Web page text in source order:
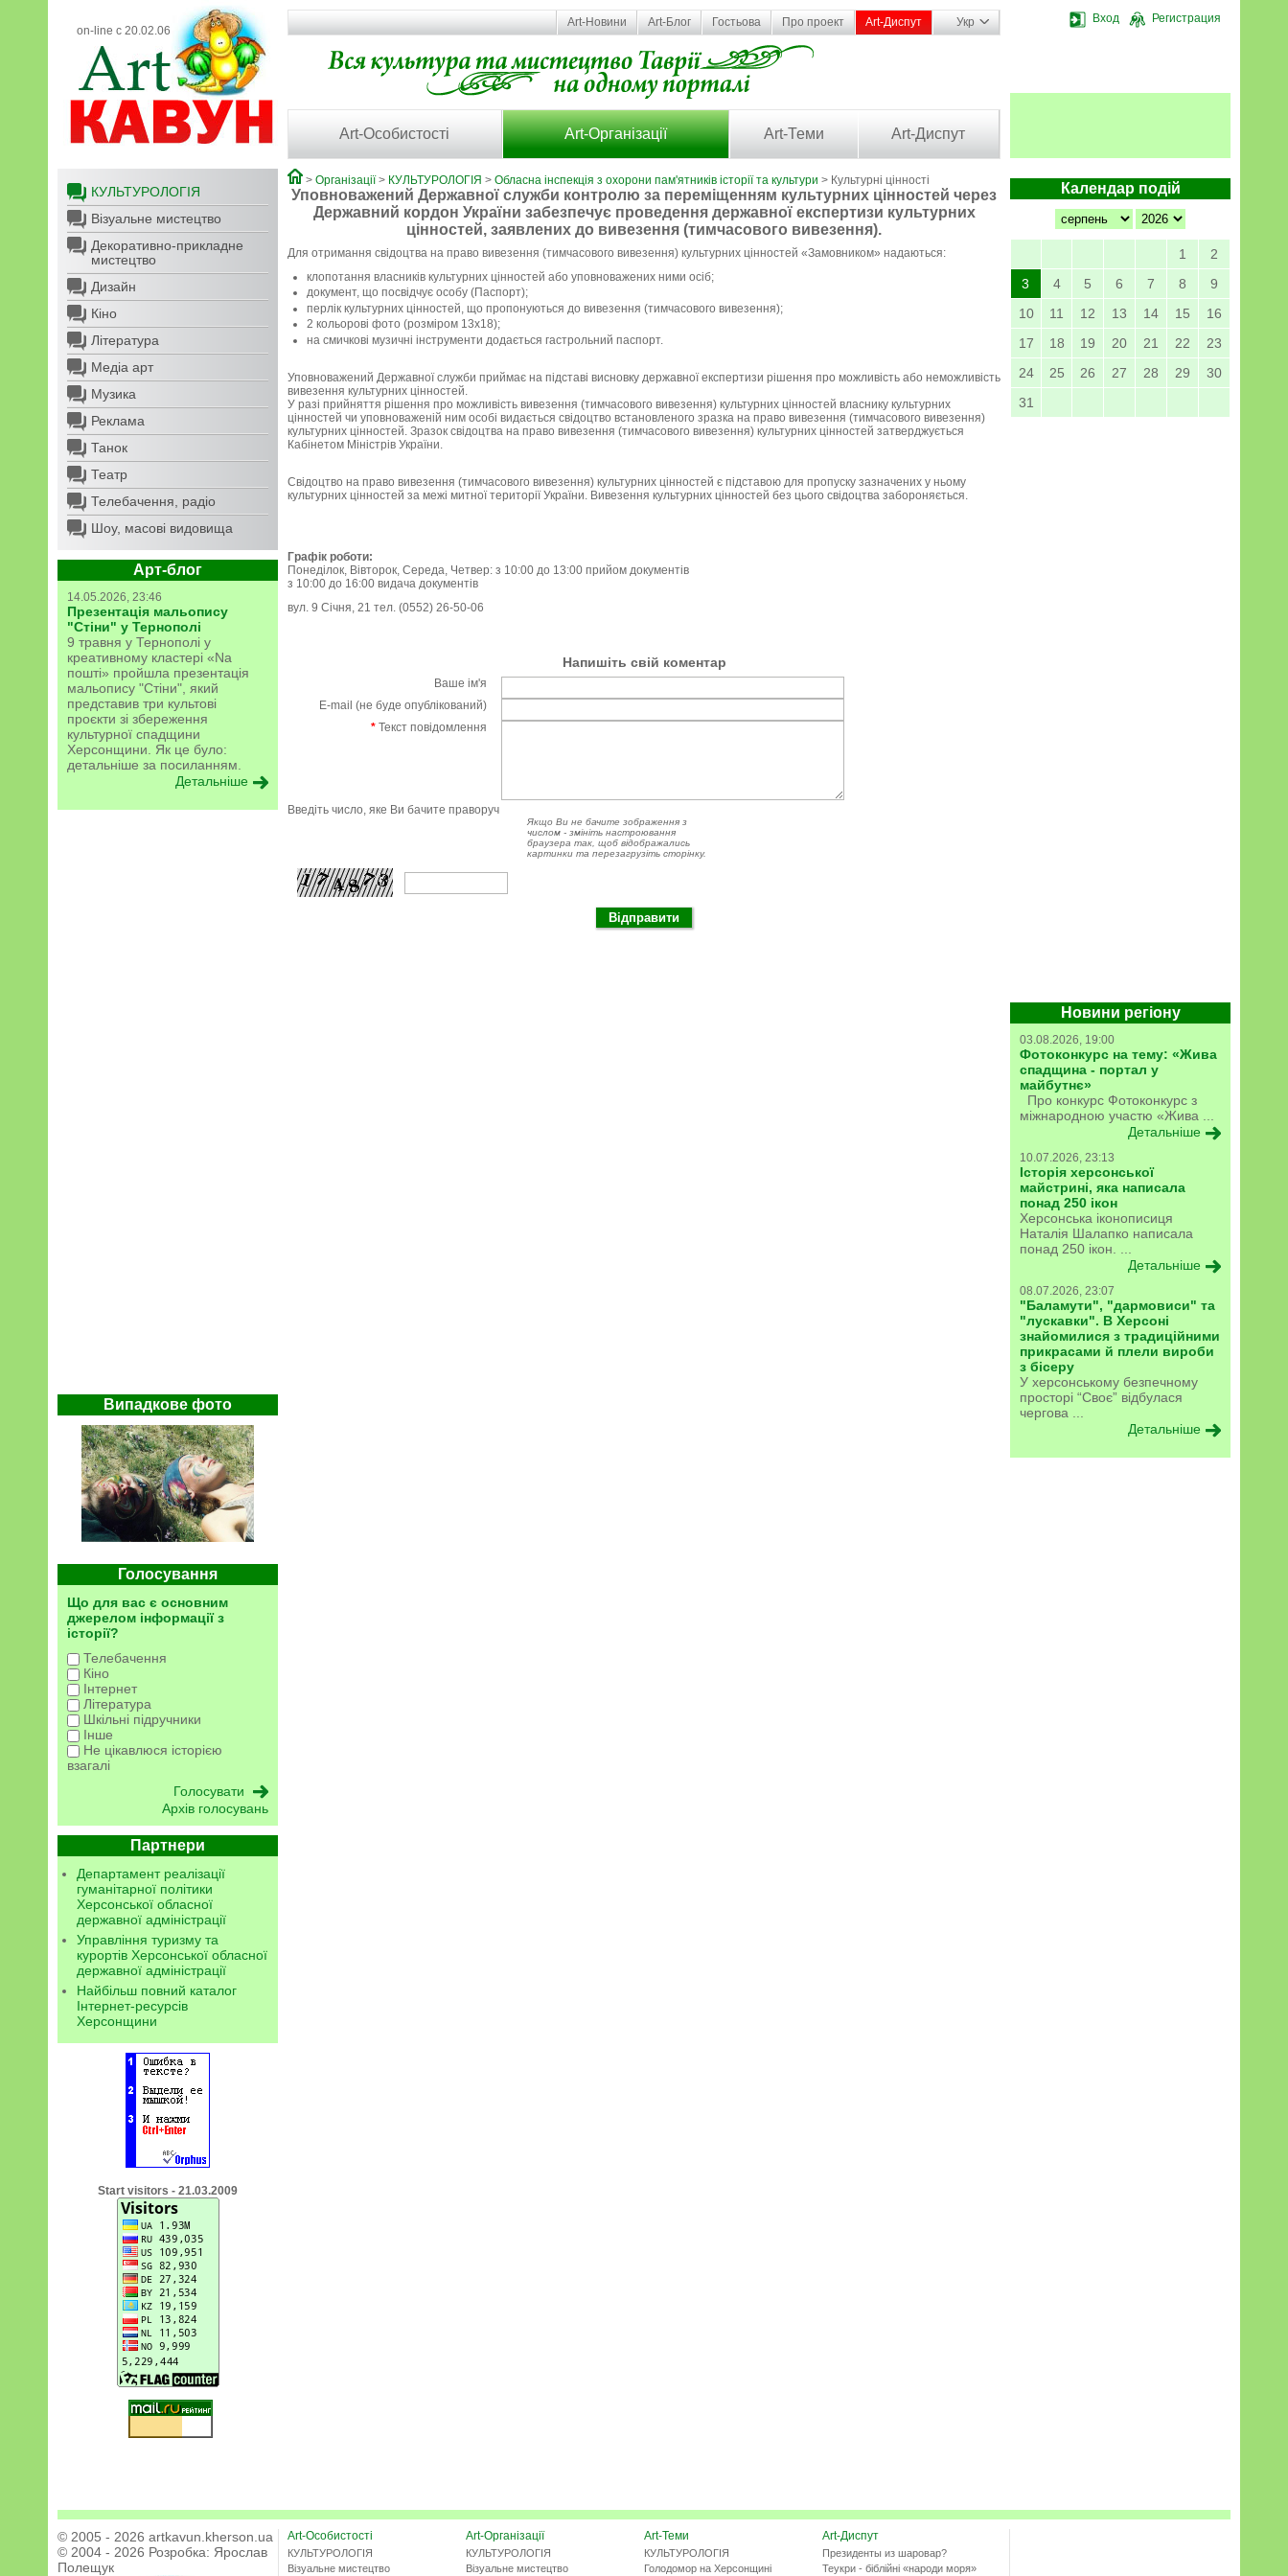
on-line с 20.02.06
Вход Регистрация
Art-Новини Art-Блог Гостьова Про проект Art-Диспут Укр
Art-Особистості Art-Організації Art-Теми Art-Диспут
КУЛЬТУРОЛОГІЯ
Візуальне мистецтво
Декоративно-прикладне
мистецтво
Дизайн
Кіно
Література
Медіа арт
Музика
Реклама
Танок
Театр
Телебачення, радіо
Шоу, масові видовища
Арт-блог
14.05.2026, 23:46
Презентація мальопису
"Стіни" у Тернополі
9 травня у Тернополі у
креативному кластері «Na
пошті» пройшла презентація
мальопису "Стіни", який
представив три культові
проєкти зі збереження
культурної спадщини
Херсонщини. Як це було:
детальніше за посиланням.
Детальніше
Випадкове фото
Голосування
Що для вас є основним
джерелом інформації з
історії?
Телебачення
Кіно
Інтернет
Література
Шкільні підручники
Інше
Не цікавлюся історією
взагалі
Архів голосувань
Партнери
Департамент реалізації
гуманітарної політики
Херсонської обласної
державної адміністрації
Управління туризму та
курортів Херсонської обласної
державної адміністрації
Найбільш повний каталог
Інтернет-ресурсів
Херсонщини
Start visitors - 21.03.2009
Календар подій
1
2
3
4 5 6 7 8
9
10
11 12 13 14 15
16
17
18 19 20 21 22
23
24
25 26 27 28 29
30
31
Новини регіону
03.08.2026, 19:00
Фотоконкурс на тему: «Жива
спадщина - портал у
майбутнє»
Про конкурс Фотоконкурс з
міжнародною участю «Жива ...
Детальніше
10.07.2026, 23:13
Історія херсонської
майстрині, яка написала
понад 250 ікон
Херсонська іконописиця
Наталія Шалапко написала
понад 250 ікон. ...
Детальніше
08.07.2026, 23:07
"Баламути", "дармовиси" та
"лускавки". В Херсоні
знайомилися з традиційними
прикрасами й плели вироби
з бісеру
У херсонському безпечному
просторі “Своє” відбулася
чергова ...
Детальніше
> Організації> КУЛЬТУРОЛОГІЯ > Обласна інспекція з охорони пам'ятників історії та культури > Культурні цінності
Уповноважений Державної служби контролю за переміщенням культурних цінностей через
Державний кордон України забезпечує проведення державної експертизи культурних
цінностей, заявлених до вивезення (тимчасового вивезення).
Для отримання свідоцтва на право вивезення (тимчасового вивезення) культурних цінностей «Замовником» надаються:
клопотання власників культурних цінностей або уповноважених ними осіб;
документ, що посвідчує особу (Паспорт);
перлік культурних цінностей, що пропонуються до вивезення (тимчасового вивезення);
2 кольорові фото (розміром 13х18);
на смичкові музичні інструменти додається гастрольний паспорт.
Уповноважений Державної служби приймає на підставі висновку державної експертизи рішення про можливість або неможливість
вивезення культурних цінностей.
У разі прийняття рішення про можливість вивезення (тимчасового вивезення) культурних цінностей власнику культурних
цінностей чи уповноваженій ним особі видається свідоцтво встановленого зразка на право вивезення (тимчасового вивезення)
культурних цінностей. Зразок свідоцтва на право вивезення (тимчасового вивезення) культурних цінностей затверджується
Кабінетом Міністрів України.
Свідоцтво на право вивезення (тимчасового вивезення) культурних цінностей є підставою для пропуску зазначених у ньому
культурних цінностей за межі митної території України. Вивезення культурних цінностей без цього свідоцтва забороняється.
Графік роботи:
Понеділок, Вівторок, Середа, Четвер: з 10:00 до 13:00 прийом документів
з 10:00 до 16:00 видача документів
вул. 9 Січня, 21 тел. (0552) 26-50-06
Напишіть свій коментар
Ваше ім'я
E-mail (не буде опублікований)
* Текст повідомлення
Введіть число, яке Ви бачите праворуч
Якщо Ви не бачите зображення з
числом - змініть настроювання
браузера так, щоб відображались
картинки та перезагрузіть сторінку.
© 2005 - 2026 artkavun.kherson.ua
© 2004 - 2026 Розробка: Ярослав
Полещук
Art-Особистості
КУЛЬТУРОЛОГІЯ
Візуальне мистецтво
Art-Організації
КУЛЬТУРОЛОГІЯ
Візуальне мистецтво
Art-Теми
КУЛЬТУРОЛОГІЯ
Голодомор на Херсонщині
Art-Диспут
Президенты из шаровар?
Теукри - біблійні «народи моря»